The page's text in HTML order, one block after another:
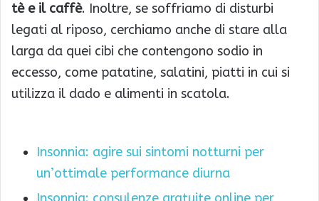
tè e il caffè. Inoltre, se soffriamo di disturbi
legati al riposo, cerchiamo anche di stare alla
larga da quei cibi che contengono sodio in
eccesso, come patatine, salatini, piatti in cui si
utilizza il dado e alimenti in scatola.
Insonnia: agire sui sintomi notturni per
un’ottimale performance diurna